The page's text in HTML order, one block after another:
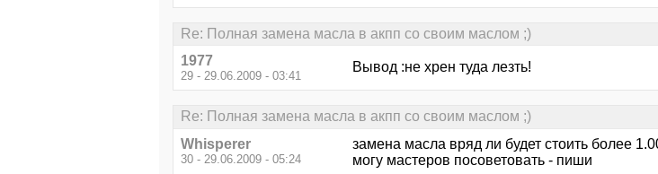
Re: Полная замена масла в акпп со своим маслом ;)
1977
29 - 29.06.2009 - 03:41
Вывод :не хрен туда лезть!
Re: Полная замена масла в акпп со своим маслом ;)
Whisperer
30 - 29.06.2009 - 05:24
замена масла вряд ли будет стоить более
могу мастеров посоветовать - пиши